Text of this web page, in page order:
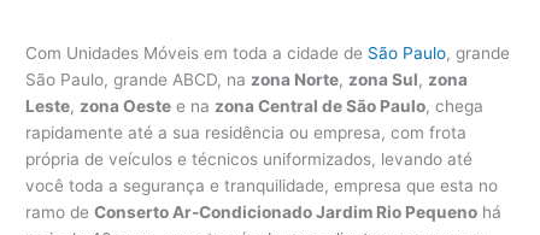
Com Unidades Móveis em toda a cidade de São Paulo, grande
São Paulo, grande ABCD, na zona Norte, zona Sul, zona
Leste, zona Oeste e na zona Central de São Paulo, chega
rapidamente até a sua residência ou empresa, com frota
própria de veículos e técnicos uniformizados, levando até
você toda a segurança e tranquilidade, empresa que esta no
ramo deConserto Ar-Condicionado Jardim Rio Pequeno há